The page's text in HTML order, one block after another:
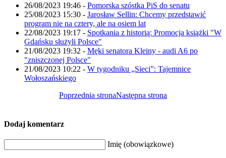
26/08/2023 19:46 - Pomorska szóstka PiS do senatu
25/08/2023 15:30 - Jarosław Sellin: Chcemy przedstawić
program nie na cztery, ale na osiem lat
22/08/2023 19:17 - Spotkania z historią: Promocja książki "W
Gdańsku służyli Polsce"
21/08/2023 19:32 - Męki senatora Kleiny - audi A6 po
"zniszczonej Polsce"
21/08/2023 10:22 - W tygodniku „Sieci”: Tajemnice
Wołoszańskiego
Poprzednia stronaNastępna strona
Dodaj komentarz
Imię (obowiązkowe)